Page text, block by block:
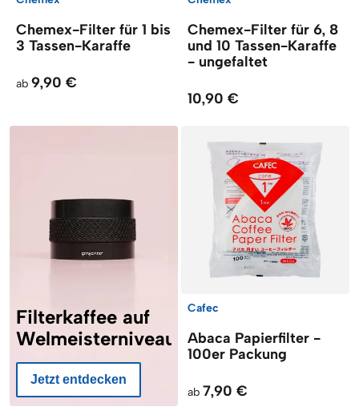
Chemex-Filter für 1 bis
3 Tassen-Karaffe
ab 9,90 €
Chemex-Filter für 6, 8
und 10 Tassen-Karaffe
- ungefaltet
10,90 €
Filterkaffee auf
Welmeisterniveau
Jetzt entdecken
Cafec
Abaca Papierfilter -
100er Packung
ab 7,90 €